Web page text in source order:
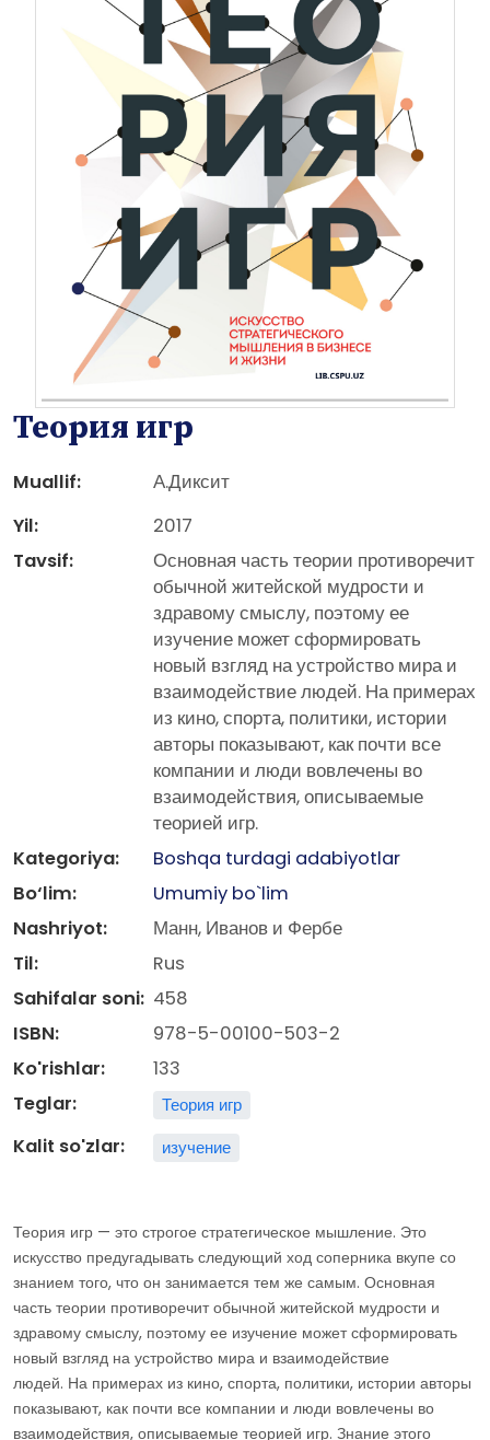
Теория игр
Muallif:
А.Диксит
Yil:
2017
Tavsif:
Основная часть теории противоречит
обычной житейской мудрости и
здравому смыслу, поэтому ее
изучение может сформировать
новый взгляд на устройство мира и
взаимодействие людей. На примерах
из кино, спорта, политики, истории
авторы показывают, как почти все
компании и люди вовлечены во
взаимодействия, описываемые
теорией игр.
Kategoriya:
Boshqa turdagi adabiyotlar
Bo‘lim:
Umumiy bo`lim
Nashriyot:
Манн, Иванов и Фербе
Til:
Rus
Sahifalar soni: 458
ISBN:
978-5-00100-503-2
Ko'rishlar:
133
Teglar:
Теория игр
Kalit so'zlar: изучение
Теория игр — это строгое стратегическое мышление. Это
искусство предугадывать следующий ход соперника вкупе со
знанием того, что он занимается тем же самым. Основная
часть теории противоречит обычной житейской мудрости и
здравому смыслу, поэтому ее изучение может сформировать
новый взгляд на устройство мира и взаимодействие
людей. На примерах из кино, спорта, политики, истории авторы
показывают, как почти все компании и люди вовлечены во
взаимодействия, описываемые теорией игр. Знание этого